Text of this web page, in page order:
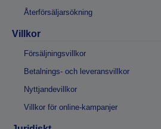
Återförsäljarsökning
Villkor
Försäljningsvillkor
Betalnings- och leveransvillkor
Nyttjandevillkor
Villkor för online-kampanjer